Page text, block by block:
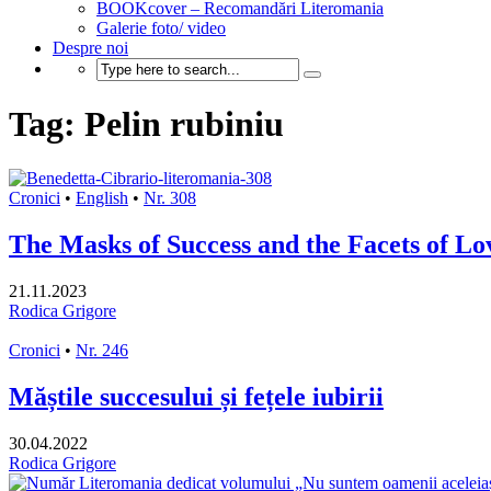
BOOKcover – Recomandări Literomania
Galerie foto/ video
Despre noi
Tag: Pelin rubiniu
Cronici • English • Nr. 308
The Masks of Success and the Facets of
21.11.2023
Rodica Grigore
Cronici • Nr. 246
Măștile succesului și fețele iubirii
30.04.2022
Rodica Grigore